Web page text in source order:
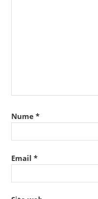
Nume *
Email *